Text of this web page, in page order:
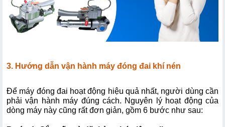
3. Hướng dẫn vận hành máy đóng đai khí nén
Để máy đóng đai hoạt động hiệu quả nhất, người dùng cần
phải vận hành máy đúng cách. Nguyên lý hoạt động của
dòng máy này cũng rất đơn giản, gồm 6 bước như sau: